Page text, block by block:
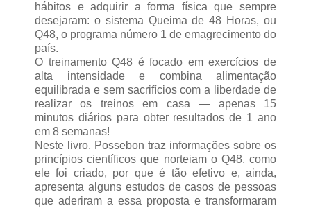
hábitos e adquirir a forma física que sempre
desejaram: o sistema Queima de 48 Horas, ou
Q48, o programa número 1 de emagrecimento do
país.
O treinamento Q48 é focado em exercícios de
alta intensidade e combina alimentação
equilibrada e sem sacrifícios com a liberdade de
realizar os treinos em casa — apenas 15
minutos diários para obter resultados de 1 ano
em 8 semanas!
Neste livro, Possebon traz informações sobre os
princípios científicos que norteiam o Q48, como
ele foi criado, por que é tão efetivo e, ainda,
apresenta alguns estudos de casos de pessoas
que aderiram a essa proposta e transformaram